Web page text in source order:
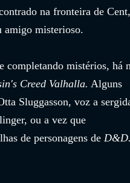
na fronteira de
amigo misterioso.
completando mistérios, há
Creed Valhalla. Alguns
Sluggasson, voz a
ou a vez que
de personagens de D&D.